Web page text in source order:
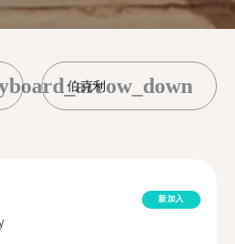
伯克利
新加入